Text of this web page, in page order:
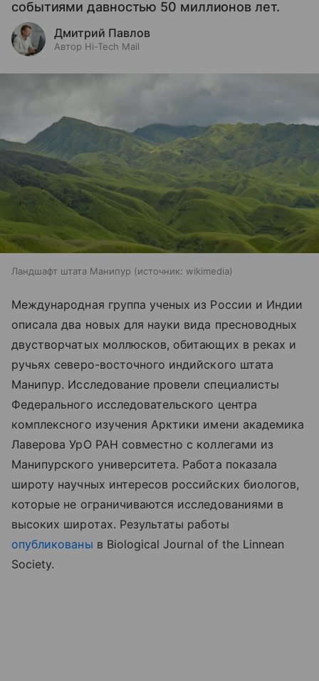
событиями давностью 50 миллионов лет.
Дмитрий Павлов
Автор Hi-Tech Mail
Ландшафт штата Манипур источник: wikimedia
Международная группа ученых из России и Индии
описала два новых для науки вида пресноводных
двустворчатых моллюсков, обитающих в реках и
ручьях северо-восточного индийского штата
Манипур. Исследование провели специалисты
Федерального исследовательского центра
комплексного изучения Арктики имени академика
Лаверова УрО РАН совместно с коллегами из
Манипурского университета. Работа показала
широту научных интересов российских биологов,
которые не ограничиваются исследованиями в
высоких широтах. Результаты работы
опубликованы в Biological Journal of the Linnean
Society.